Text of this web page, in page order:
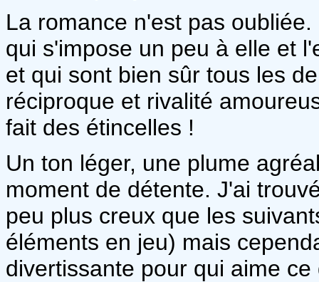
La romance n'est pas
qui s'impose un peu à elle et
et qui sont bien sûr tous les
réciproque et rivalité
fait des étincelles !
Un ton léger, une plume
moment de détente. J'ai
peu plus creux que les
éléments en jeu) mais
divertissante pour qui aime ce